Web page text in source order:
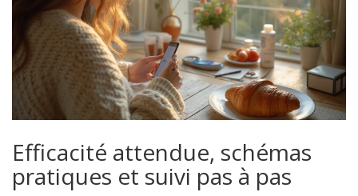
Efficacité attendue, schémas
pratiques et suivi pas à pas